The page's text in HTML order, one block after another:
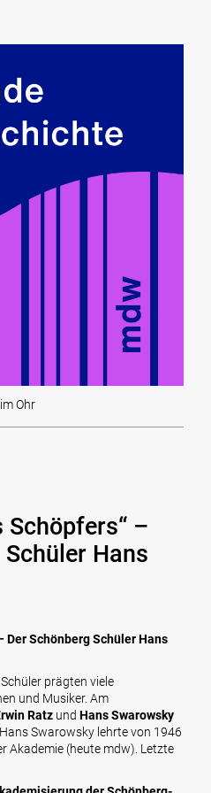
Ohr
Schöpfers“ –
Hans
Der Schönberg Schüler Hans
prägten viele
und Musiker. Am
Ratz undHans Swarowsky
Swarowsky lehrte von 1946
Akademie (heute mdw). Letzte